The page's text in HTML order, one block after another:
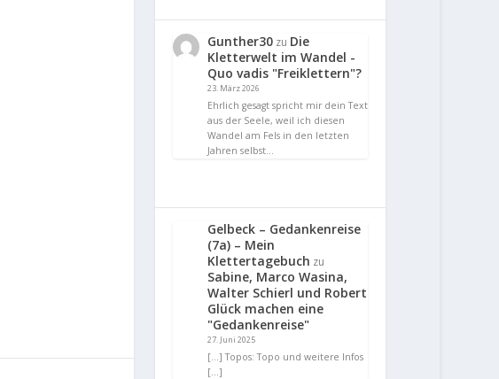
Gunther30 zu Die
Kletterwelt im Wandel -
Quo vadis "Freiklettern"?
23. März 2026
Ehrlich gesagt spricht mir dein Text
aus der Seele, weil ich diesen
Wandel am Fels in den letzten
Jahren selbst…
Gelbeck – Gedankenreise
(7a) – Mein
Klettertagebuch zu
Sabine, Marco Wasina,
Walter Schierl und Robert
Glück machen eine
"Gedankenreise"
27. Juni 2025
[…] Topos: Topo und weitere Infos
[…]